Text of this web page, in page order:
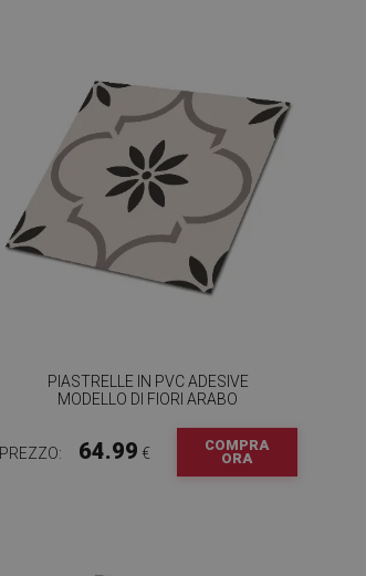
PIASTRELLE IN PVC ADESIVE
MODELLO DI FIORI ARABO
PREZZO: 64.99 €
COMPRA
ORA